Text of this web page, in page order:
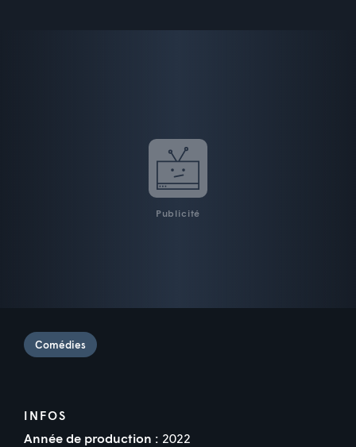
Publicité
Comédies
INFOS
Année de production : 2022